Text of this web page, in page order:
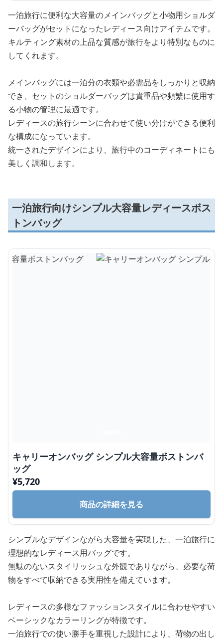
一泊旅行に便利な大容量のメインバッグと小物用ショルダ
ーバッグがセットになったレディース向けアイテムです。
キルティング素材の上品な質感が旅行をより特別なものに
してくれます。
メインバッグには一泊分の衣類や必需品をしっかりと収納
でき、セットのショルダーバッグは貴重品や頻繁に使用す
る小物の管理に最適です。
レディースの旅行シーンに合わせて使い分けができる便利
な構成になっています。
統一されたデザインにより、旅行中のコーディネートにも
美しく調和します。
一泊旅行向けシンプル大容量レディースボス
トンバッグ
キャリーオンバッグ シンプル大容量ボストンバ
ッグ
¥5,720
商品の詳細を見る
シンプルなデザインながら大容量を実現した、一泊旅行に
理想的なレディース用バッグです。
無駄のないスタイリッシュな外観でありながら、必要な荷
物をすべて収納できる実用性を備えています。
レディースの多様なファッションスタイルに合わせやすい
ベーシックなカラーリングが特徴です。
一泊旅行での使い勝手を重視した設計により、荷物の出し